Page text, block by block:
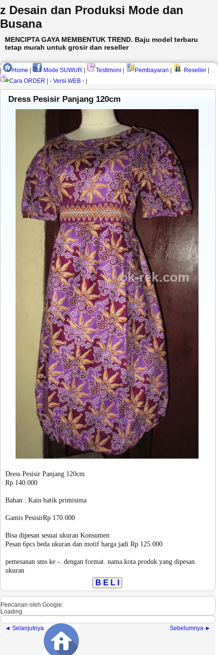
z Desain dan Produksi Mode dan
Busana
MENCIPTA GAYA MEMBENTUK TREND. Baju model terbaru
tetap murah untuk grosir dan reseller
Home Mode SUWUR Testimoni Pembayaran Reseller
Cara ORDER
- Versi WEB -
Dress Pesisir Panjang 120cm
Dress Pesisir Panjang 120cm
Rp 140.000
Bahan : Kain batik primisima
Gamis PesisirRp 170.000
Bisa dipesan sesuai ukuran Konsumen
Pesan 6pcs beda ukuran dan motif harga jadi Rp 125.000
pemesanan sms ke -. dengan format. nama.kota.produk yang dipesan.
ukuran
Pencarian oleh Google:
Loading
◄ Selanjutnya Sebelumnya ►